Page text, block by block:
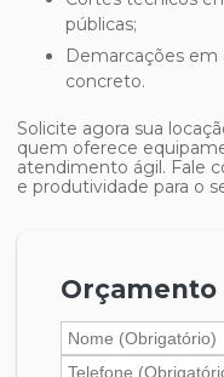
públicas;
Demarcações em áreas externas e estruturas de
concreto.
Solicite agora sua
quem oferece
atendimento ágil. Fale
e produtividade para o
Orçamento